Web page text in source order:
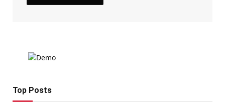
Top Posts